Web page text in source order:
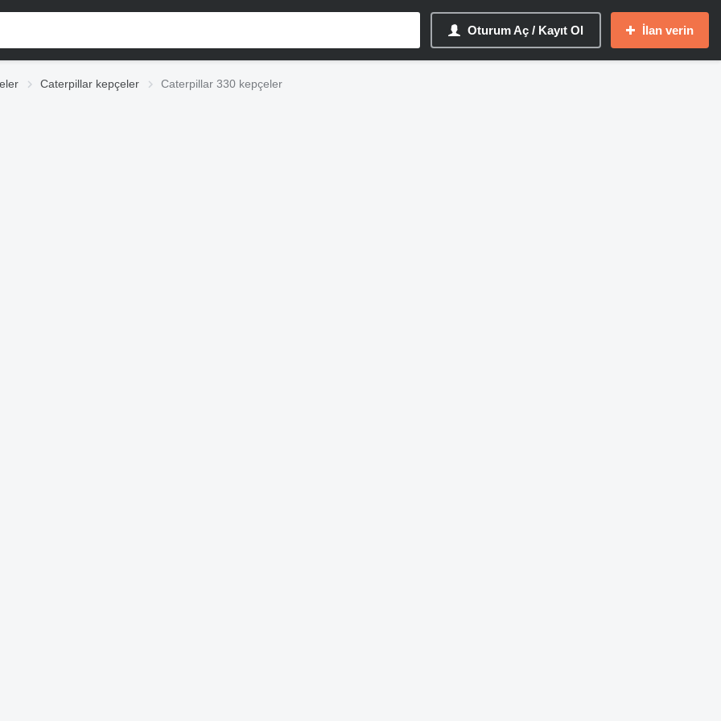
Oturum Aç / Kayıt Ol İlan verin
Caterpillar kepçeler Caterpillar 330 kepçeler